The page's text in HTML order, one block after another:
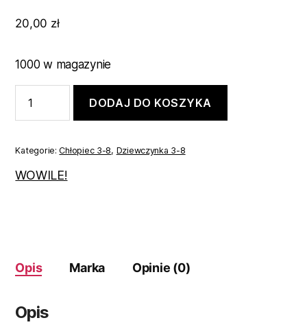
20,00 zł
1000 w magazynie
Koszulka
bawełniana
dzieci
DODAJ DO KOSZYKA
Kategorie:Chłopiec 3-8, Dziewczynka 3-8
WOWILE!
Opis Marka Opinie (0)
Opis